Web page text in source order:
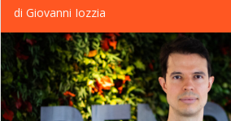
di Giovanni Iozzia